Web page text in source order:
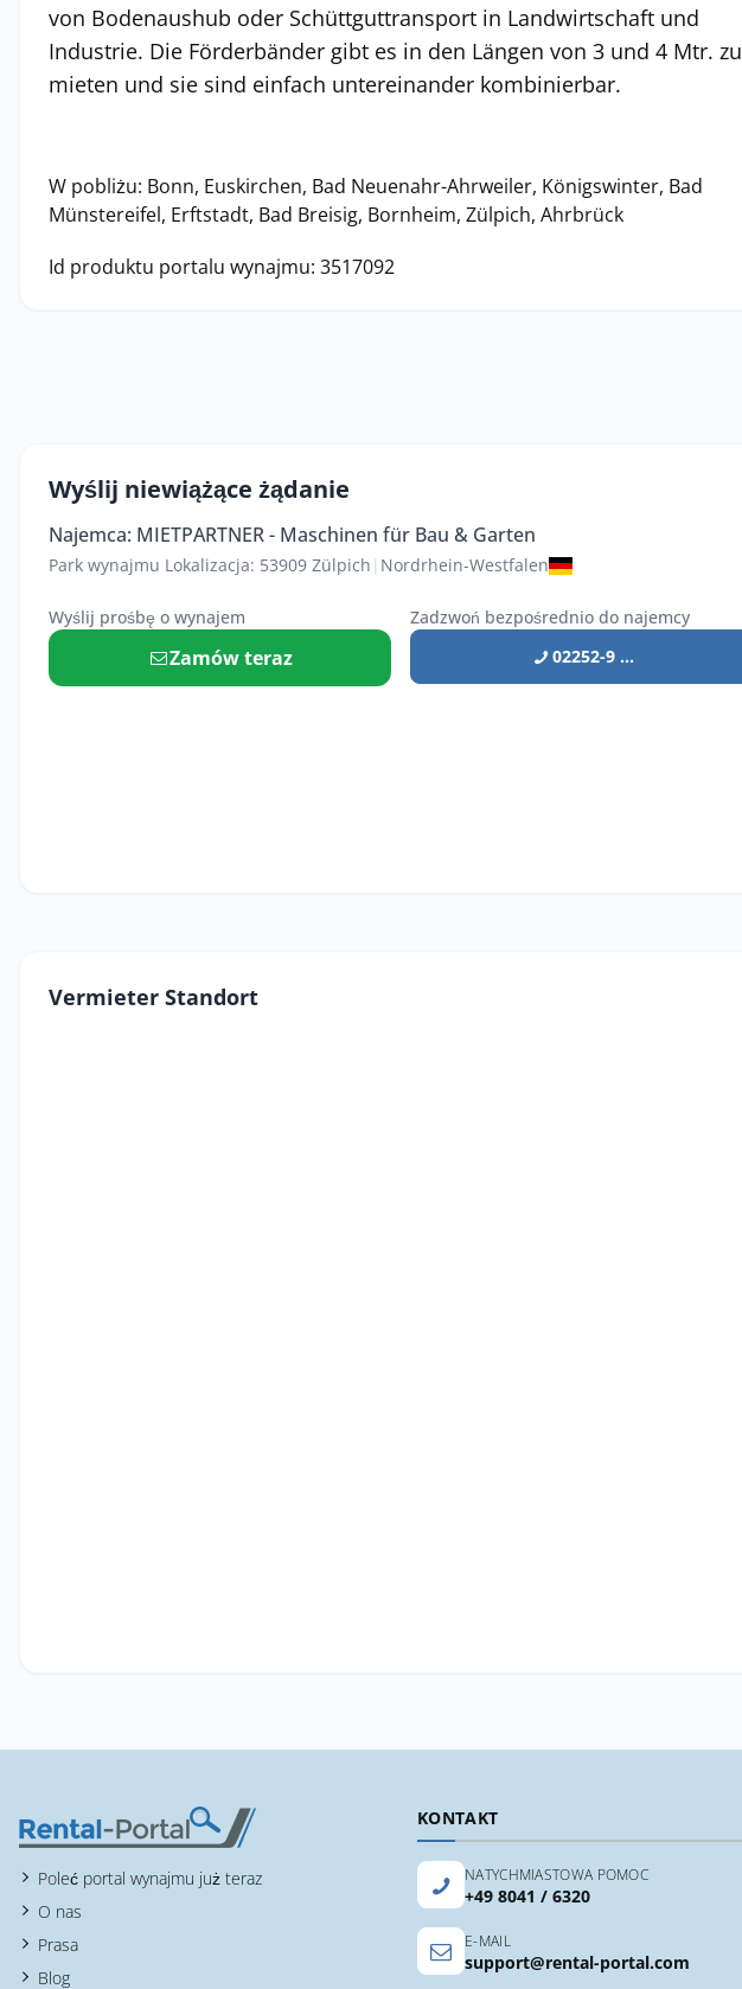
von Bodenaushub oder Schüttguttransport in Landwirtschaft und
Industrie. Die Förderbänder gibt es in den Längen von 3 und 4 Mtr. zu
mieten und sie sind einfach untereinander kombinierbar.
W pobliżu: Bonn, Euskirchen, Bad Neuenahr-Ahrweiler, Königswinter, Bad
Münstereifel, Erftstadt, Bad Breisig, Bornheim, Zülpich, Ahrbrück
Id produktu portalu wynajmu: 3517092
Wyślij niewiążące żądanie
Najemca: MIETPARTNER - Maschinen für Bau & Garten
Park wynajmu Lokalizacja: 53909 Zülpich | Nordrhein-Westfalen
Wyślij prośbę o wynajem
Zamów teraz
Zadzwoń bezpośrednio do najemcy
02252-9 ...
Vermieter Standort
Poleć portal wynajmu już teraz
O nas
Prasa
Blog
KONTAKT
NATYCHMIASTOWA POMOC
+49 8041 / 6320
E-MAIL
support@rental-portal.com